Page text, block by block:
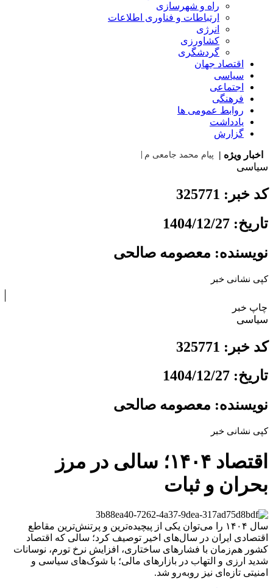
راه و شهرسازی
ارتباطات و فناوری اطلاعات
انرژی
کشاورزی
گردشگری
اقتصاد جهان
سیاسی
اجتماعی
فرهنگی
روابط عمومی ها
یادداشت
گزارش
اخبار ویژه | پیام محمد جامعی مدیر رواب
سیاسی
کد خبر: 325771
تاریخ: 1404/12/27
نویسنده: معصومه صالحی
کپی نشانی خبر
چاپ خبر
سیاسی
کد خبر: 325771
تاریخ: 1404/12/27
نویسنده: معصومه صالحی
کپی نشانی خبر
اقتصاد ۱۴۰۴؛ سالی در مرز
بحران و ثبات
سال ۱۴۰۴ را می‌توان یکی از پیچیده‌ترین و پرتنش‌ترین مقاطع
اقتصادی ایران در سال‌های اخیر توصیف کرد؛ سالی که اقتصاد
کشور هم‌زمان با فشارهای ساختاری، افزایش نرخ تورم، نوسانات
شدید ارزی و التهاب در بازارهای مالی؛ با شوک‌های سیاسی و
امنیتی تازه‌ای نیز روبه‌رو شد.